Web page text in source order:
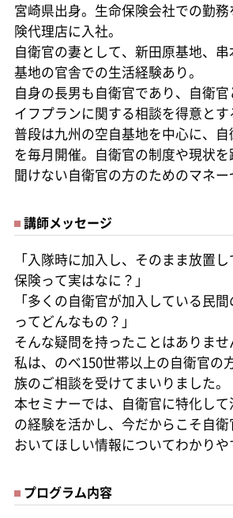
宮崎県出身。生命保険会社での勤
険代理店に入社。
自衛官の妻として、新田原基地、
基地の官舎での生活経験あり。
自身の長男も自衛官であり、自衛
イフプランに関する相談を得意とす
普段は九州の空自基地を中心に、
を毎月開催。自衛官の制度や現状
聞けない自衛官の方のためのマネー
講師メッセージ
「入隊時に加入し、そのまま放置
保険って実はなに？」
「多くの自衛官が加入している民
ってどんなもの？」
そんな疑問を持ったことはありませ
私は、のべ150世帯以上の自衛官の
族のご相談を受けてまいりました。
本セミナーでは、自衛官に特化し
の経験を活かし、今だからこそ自
おいてほしい情報についてわかりや
プログラム内容